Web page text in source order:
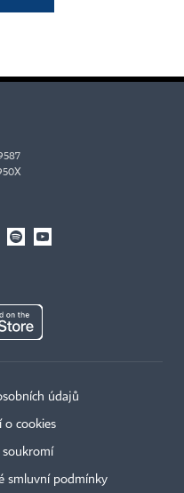
údajů
o cookies
soukromí
smluvní podmínky